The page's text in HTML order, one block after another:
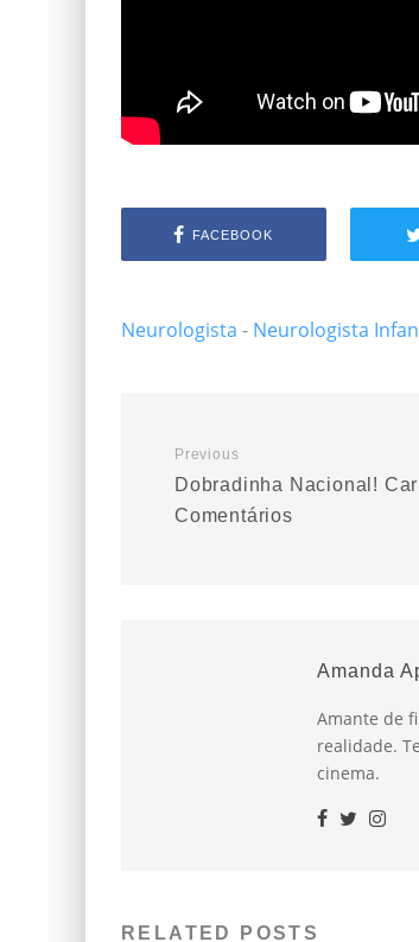
FACEBOOK
Neurologista - Neurologista
Previous
Dobradinha Nacional!
Comentários
Amanda
Amante de
realidade.
cinema.
RELATED POSTS